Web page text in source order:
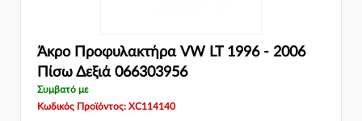
Άκρο Προφυλακτήρα VW LT 1996 - 2006
Πίσω Δεξιά 066303956
Συμβατό με
Κωδικός Προϊόντος: XC114140